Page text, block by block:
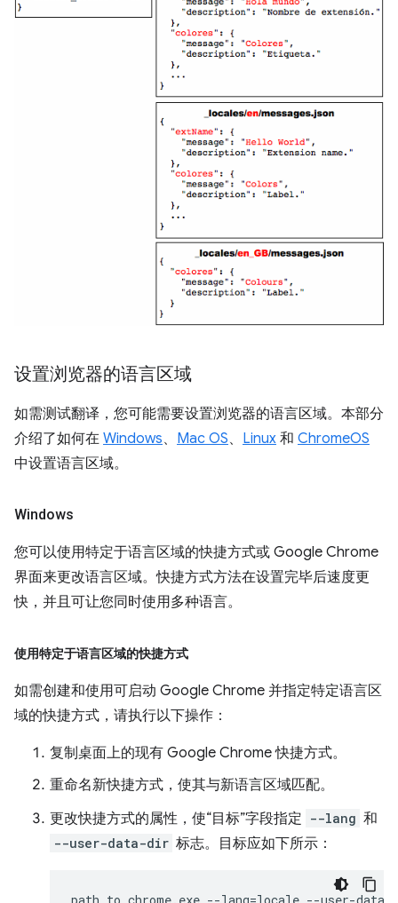
设置浏览器的语言区域
如需测试翻译，您可能需要设置浏览器的语言区域。本部分
介绍了如何在 Windows、 Mac OS、 Linux 和 ChromeOS
中设置语言区域。
Windows
您可以使用特定于语言区域的快捷方式或 Google Chrome
界面来更改语言区域。快捷方式方法在设置完毕后速度更
快，并且可让您同时使用多种语言。
使用特定于语言区域的快捷方式
如需创建和使用可启动 Google Chrome 并指定特定语言区
域的快捷方式，请执行以下操作：
复制桌面上的现有 Google Chrome 快捷方式。
重命名新快捷方式，使其与新语言区域匹配。
更改快捷方式的属性，使“目标”字段指定 --lang 和
--user-data-dir 标志。目标应如下所示：